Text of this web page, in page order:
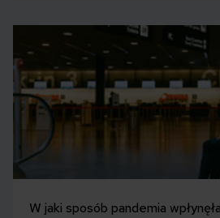
W jaki sposób pandemia